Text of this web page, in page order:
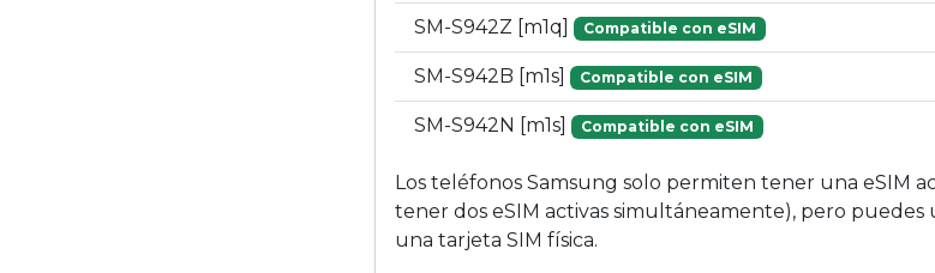
SM-S942Z [m1q] Compatible con eSIM
SM-S942B [m1s] Compatible con eSIM
SM-S942N [m1s] Compatible con eSIM
Los teléfonos Samsung solo permiten tener una eSIM
tener dos eSIM activas simultáneamente), pero
una tarjeta SIM física.